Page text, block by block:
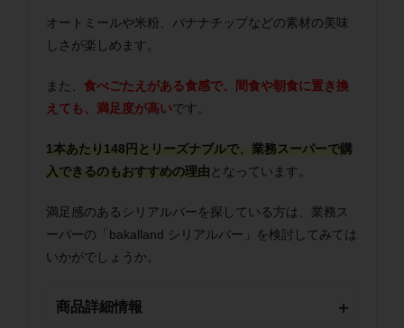
オートミールや米粉、バナナチップなどの素材の美味
しさが楽しめます。
また、 食べごたえがある食感で、間食や朝食に置き換
えても、満足度が高いです。
1本あたり148円とリーズナブルで、業務スーパーで購
入できるのもおすすめの理由 となっています。
満足感のあるシリアルバーを探している方は、業務ス
ーパーの「bakalland シリアルバー」を検討してみては
いかがでしょうか。
商品詳細情報